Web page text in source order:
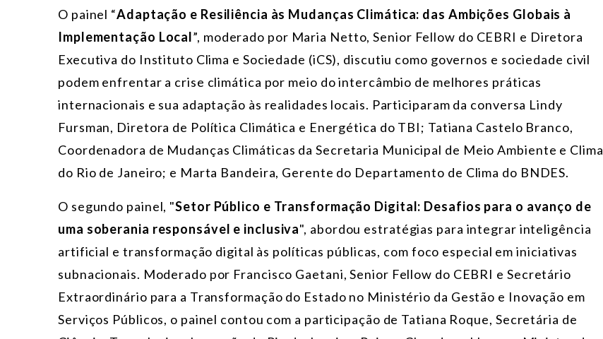
O painel “Adaptação e Resiliência às Mudanças Climática: das Ambições Globais à
Implementação Local”, moderado por Maria Netto, Senior Fellow do CEBRI e Diretora
Executiva do Instituto Clima e Sociedade (iCS), discutiu como governos e sociedade civil
podem enfrentar a crise climática por meio do intercâmbio de melhores práticas
internacionais e sua adaptação às realidades locais. Participaram da conversa Lindy
Fursman, Diretora de Política Climática e Energética do TBI; Tatiana Castelo Branco,
Coordenadora de Mudanças Climáticas da Secretaria Municipal de Meio Ambiente e Clima
do Rio de Janeiro; e Marta Bandeira, Gerente do Departamento de Clima do BNDES.
O segundo painel, "Setor Público e Transformação Digital: Desafios para o avanço de
uma soberania responsável e inclusiva", abordou estratégias para integrar inteligência
artificial e transformação digital às políticas públicas, com foco especial em iniciativas
subnacionais. Moderado por Francisco Gaetani, Senior Fellow do CEBRI e Secretário
Extraordinário para a Transformação do Estado no Ministério da Gestão e Inovação em
Serviços Públicos, o painel contou com a participação de Tatiana Roque, Secretária de